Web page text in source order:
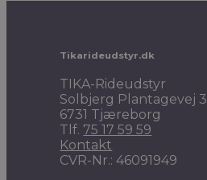
Tikarideudstyr.dk
TIKA-Rideudstyr
Solbjerg Plantagevej 3
6731 Tjæreborg
Tlf. 75 17 59 59
Kontakt
CVR-Nr.: 46091949